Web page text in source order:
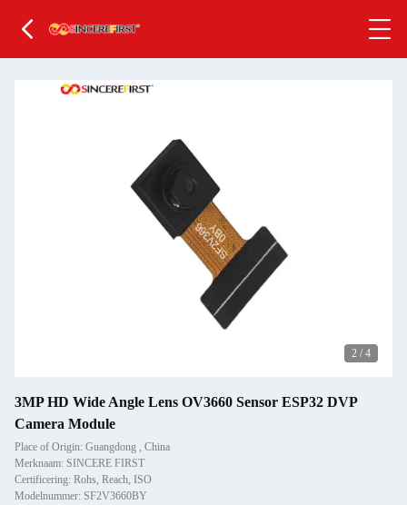
2 / 4
3MP HD Wide Angle Lens OV3660 Sensor ESP32 DVP
Camera Module
Place of Origin: Guangdong , China
Merknaam: SINCERE FIRST
Certificering: Rohs, Reach, ISO
Modelnummer: SF2V3660BY